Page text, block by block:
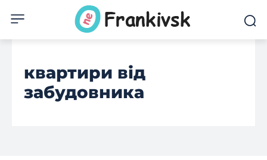
квартири від
забудовника